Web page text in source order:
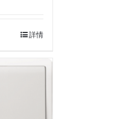
詳情